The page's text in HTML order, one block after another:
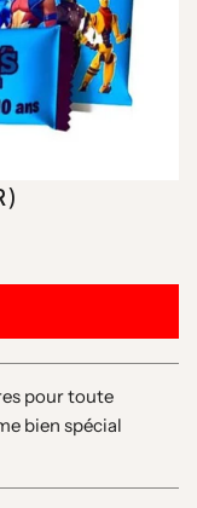
pour toute
bien spécial